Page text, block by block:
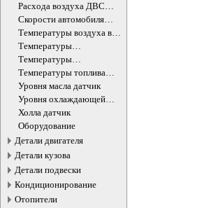
Расхода воздуха ДВС
датчик
Скорости автомобиля
датчик
Температуры воздуха в
салоне датчик
Температуры
окружающей среды
датчик
Температуры
охлаждающей жидкости
ДВС датчик
Температуры топлива
датчик
Уровня масла датчик
Уровня охлаждающей
жидкости датчик
Холла датчик
Оборудование
Детали двигателя
Детали кузова
Детали подвески
Кондиционирование
Отопители